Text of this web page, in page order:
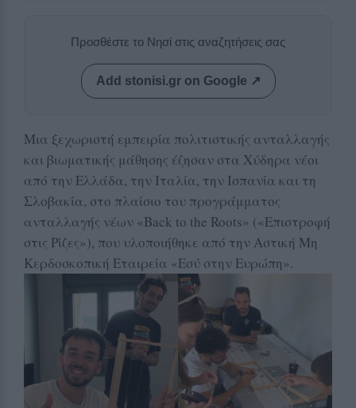
Προσθέστε το Νησί στις αναζητήσεις σας
Add stonisi.gr on Google ↗
Μια ξεχωριστή εμπειρία πολιτιστικής ανταλλαγής
και βιωματικής μάθησης έζησαν στα Χύδηρα νέοι
από την Ελλάδα, την Ιταλία, την Ισπανία και τη
Σλοβακία, στο πλαίσιο του προγράμματος
ανταλλαγής νέων «Back to the Roots» («Επιστροφή
στις Ρίζες»), που υλοποιήθηκε από την Αστική Μη
Κερδοσκοπική Εταιρεία «Εσύ στην Ευρώπη».